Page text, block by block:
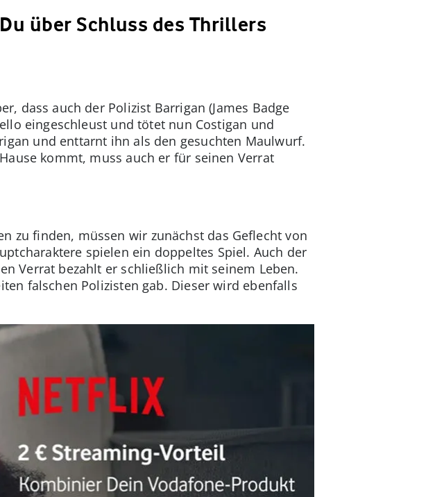
über Schluss des Thrillers
dass auch der Polizist Barrigan (James Badge
eingeschleust und tötet nun Costigan und
und enttarnt ihn als den gesuchten Maulwurf.
kommt, muss auch er für seinen Verrat
zu finden, müssen wir zunächst das Geflecht von
spielen ein doppeltes Spiel. Auch der
Verrat bezahlt er schließlich mit seinem Leben.
falschen Polizisten gab. Dieser wird ebenfalls